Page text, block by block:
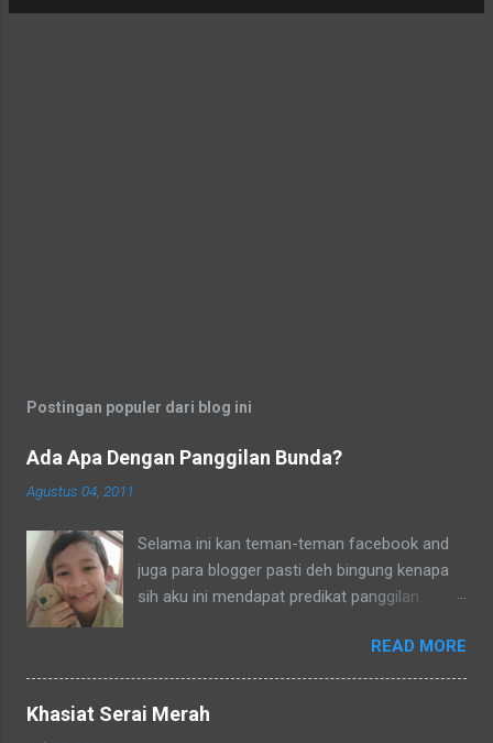
aku ceritakan sedikit tentang pengalamanku
Postingan populer dari blog ini
Ada Apa Dengan Panggilan Bunda?
Agustus 04, 2011
Selama ini kan teman-teman facebook and
juga para blogger pasti deh bingung kenapa
sih aku ini mendapat predikat panggilan
Indonesia yang baku bunda kan artinya ibu.
Lho? Koq? Aku dipanggil ibu oleh semua
yang kenal aku, termasuk tetangga-tetangga
READ MORE
Khasiat Serai Merah